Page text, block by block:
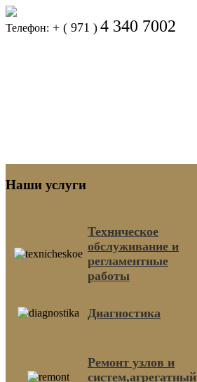
Телефон: + ( 971 ) 4 340 7002
Наши услуги
Техническое
обслуживание и
регламентные
работы
Диагностика
Ремонт узлов и
систем,агрегатный